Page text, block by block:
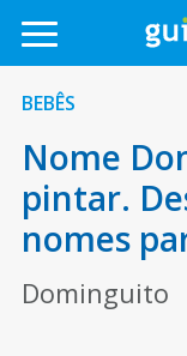
BEBÊS
Nome
pintar.
nomes
Dominguito